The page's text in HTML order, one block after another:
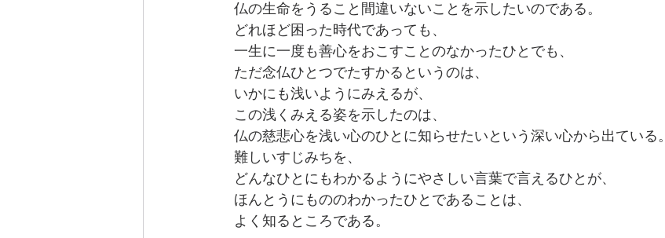
仏の生命をうること間違いないことを示したいのである。
どれほど困った時代であっても、
一生に一度も善心をおこすことのなかったひとでも、
ただ念仏ひとつでたすかるというのは、
いかにも浅いようにみえるが、
この浅くみえる姿を示したのは、
仏の慈悲心を浅い心のひとに知らせたいという深い心から出ている。
難しいすじみちを、
どんなひとにもわかるようにやさしい言葉で言えるひとが、
ほんとうにもののわかったひとであることは、
よく知るところである。